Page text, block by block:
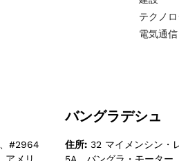
テクノ
電気通信
#2964
バングラデシュ
住所: 32 マイメンシン・